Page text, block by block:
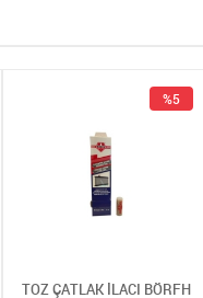
TOZ ÇATLAK İLACI BÖRFH
%5